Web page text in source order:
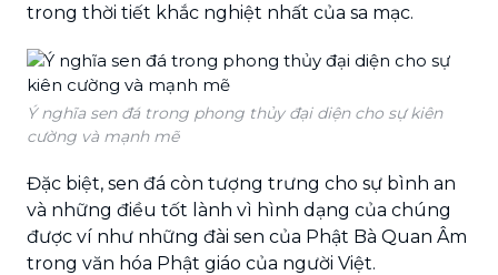
trong thời tiết khắc nghiệt nhất của sa mạc.
Ý nghĩa sen đá trong phong thủy đại diện cho sự kiên
cường và mạnh mẽ
Đặc biệt, sen đá còn tượng trưng cho sự bình an
và những điều tốt lành vì hình dạng của chúng
được ví như những đài sen của Phật Bà Quan Âm
trong văn hóa Phật giáo của người Việt.